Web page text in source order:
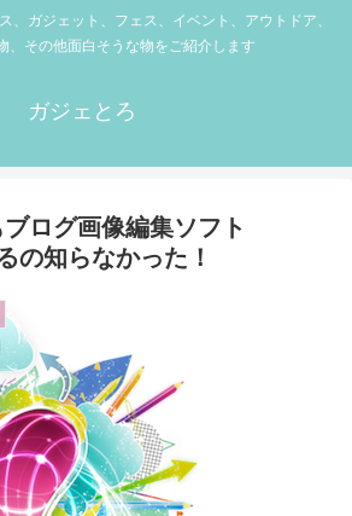
、ガジェット、フェス、イベント、アウトドア、
、その他面白そうな物をご紹介します
ガジェとろ
ログ画像編集ソフト
の知らなかった！